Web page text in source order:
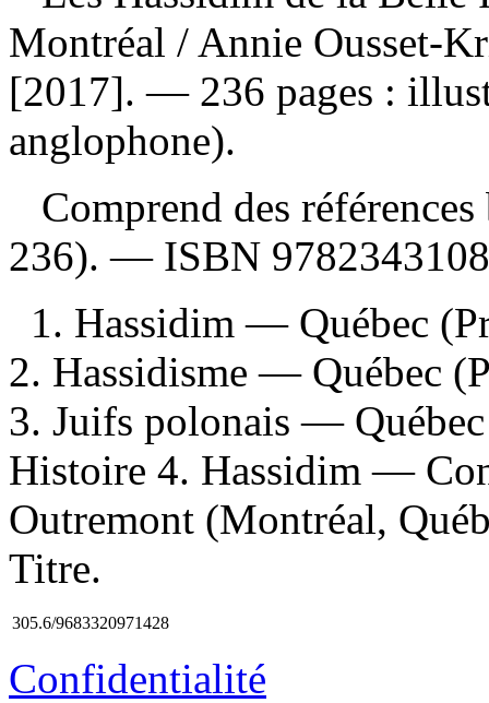
Montréal / Annie Ousset-
[2017]. — 236 pages :
anglophone).
Comprend des
236). — ISBN
1. Hassidim — Québec
2. Hassidisme — Québec
3. Juifs polonais —
Histoire 4. Hassidim —
Outremont (Montréal,
Titre.
305.6/9683320971428
Confidentialité